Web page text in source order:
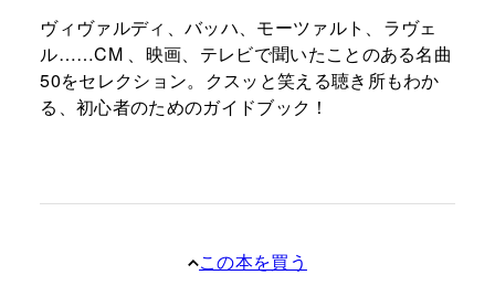
ヴィヴァルディ、バッハ、モーツァルト、ラヴェ
ル……CM 、映画、テレビで聞いたことのある名曲
50をセレクション。クスッと笑える聴き所もわか
る、初心者のためのガイドブック！
この本を買う